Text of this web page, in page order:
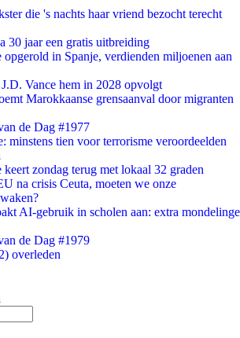
die 's nachts haar vriend bezocht terecht
30 jaar een gratis uitbreiding
opgerold in Spanje, verdienden miljoenen aan
Vance hem in 2028 opvolgt
Marokkaanse grensaanval door migranten
de Dag #1977
minstens tien voor terrorisme veroordeelden
keert zondag terug met lokaal 32 graden
na crisis Ceuta, moeten we onze
AI-gebruik in scholen aan: extra mondelinge
de Dag #1979
overleden